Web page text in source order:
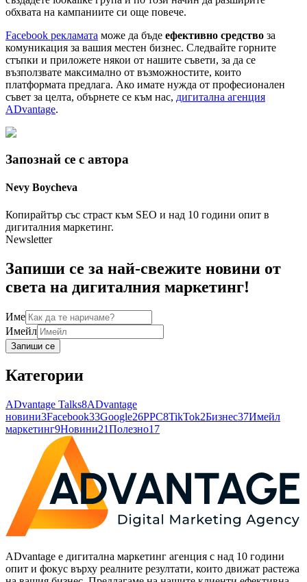
обхвата на кампаниите си още повече.
Facebook рекламата може да бъде ефективно средство за
комуникация за вашия местен бизнес. Следвайте горните
стъпки и приложете някои от нашите съвети, за да се
възползвате максимално от възможностите, които
платформата предлага. Ако имате нужда от професионален
съвет за целта, обърнете се към нас, дигитална агенция
ADvantage.
Запознай се с автора
Nevy Boycheva
Копирайтър със страст към SEO и над 10 години опит в
дигиталния маркетинг.
Newsletter
Запиши се за най-свежите новини от
света на дигиталния маркетинг!
Име
Имейл
Запиши се
Категории
ADvantage Talks8ADvantage
новини3Facebook33Google26PPC8TikTok2Бизнес37Имейл
маркетинг9Новини21Полезно17
ADvantage е дигитална маркетинг агенция с над 10 години
опит и фокус върху реалните резултати, които движат растежа